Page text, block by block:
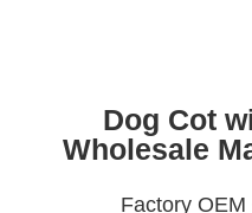
Dog Cot
Wholesale
Factory